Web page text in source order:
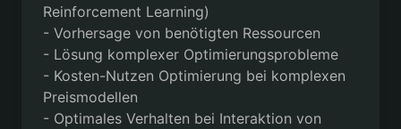
Reinforcement Learning)
- Vorhersage von benötigten Ressourcen
- Lösung komplexer Optimierungsprobleme
- Kosten-Nutzen Optimierung bei komplexen
Preismodellen
- Optimales Verhalten bei Interaktion von